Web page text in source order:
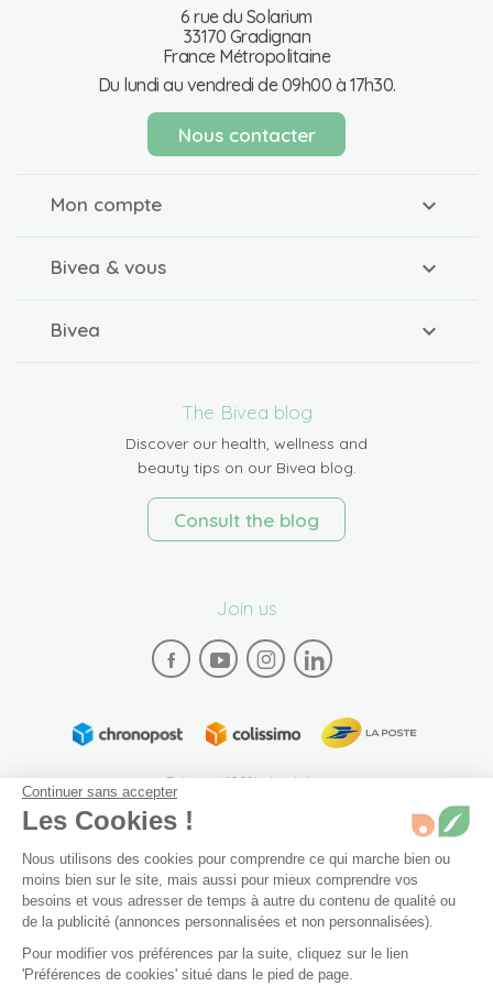
60 g En stock
6 rue du Solarium
33170 Gradignan
France Métropolitaine
Du lundi au vendredi de 09h00 à 17h30.
Nous contacter
Mon compte
Bivea & vous
Bivea
The Bivea blog
Discover our health, wellness and
beauty tips on our Bivea blog.
Consult the blog
Join us
Paiement 100% sécurisé
Plan du site Mentions légales Conditions générales de vente
Archives Accessibilité: partiellement conforme (94%)
Continuer sans accepter
Les Cookies !
Nous utilisons des cookies pour comprendre ce qui marche bien ou
moins bien sur le site, mais aussi pour mieux comprendre vos
besoins et vous adresser de temps à autre du contenu de qualité ou
de la publicité (annonces personnalisées et non personnalisées).
Pour modifier vos préférences par la suite, cliquez sur le lien
'Préférences de cookies' situé dans le pied de page.